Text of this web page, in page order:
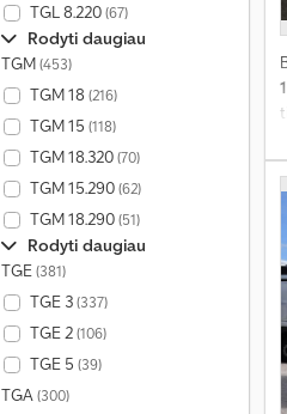
TGL 8.220(67)
Rodyti daugiau
TGM(453)
TGM 18 (216)
TGM 15 (118)
TGM 18.320(70)
TGM 15.290(62)
TGM 18.290(51)
Rodyti daugiau
TGE(381)
TGE 3(337)
TGE 2(106)
TGE 5 (39)
TGA(300)